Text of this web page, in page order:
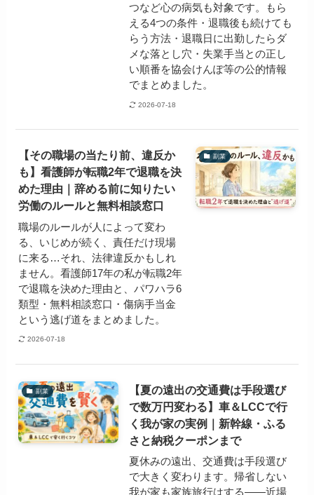
つなど心の病気も対象です。もら
える4つの条件・退職後も続けても
らう方法・退職日に出勤したらダ
メな落とし穴・失業手当との正し
い順番を協会けんぽ等の公的情報
でまとめました。
2026-07-18
副業
【その職場の当たり前、違反か
も】看護師が転職2年で退職を決
めた理由｜辞める前に知りたい
労働のルールと無料相談窓口
職場のルールが人によって変わ
る、いじめが続く、責任だけ現場
に来る…それ、法律違反かもしれ
ません。看護師17年の私が転職2年
で退職を決めた理由と、パワハラ6
類型・無料相談窓口・傷病手当金
という逃げ道をまとめました。
2026-07-18
副業
【夏の遠出の交通費は手段選び
で数万円変わる】車＆LCCで行
く我が家の実例｜新幹線・ふる
さと納税クーポンまで
夏休みの遠出、交通費は手段選び
で大きく変わります。帰省しない
我が家も家族旅行はする——近場